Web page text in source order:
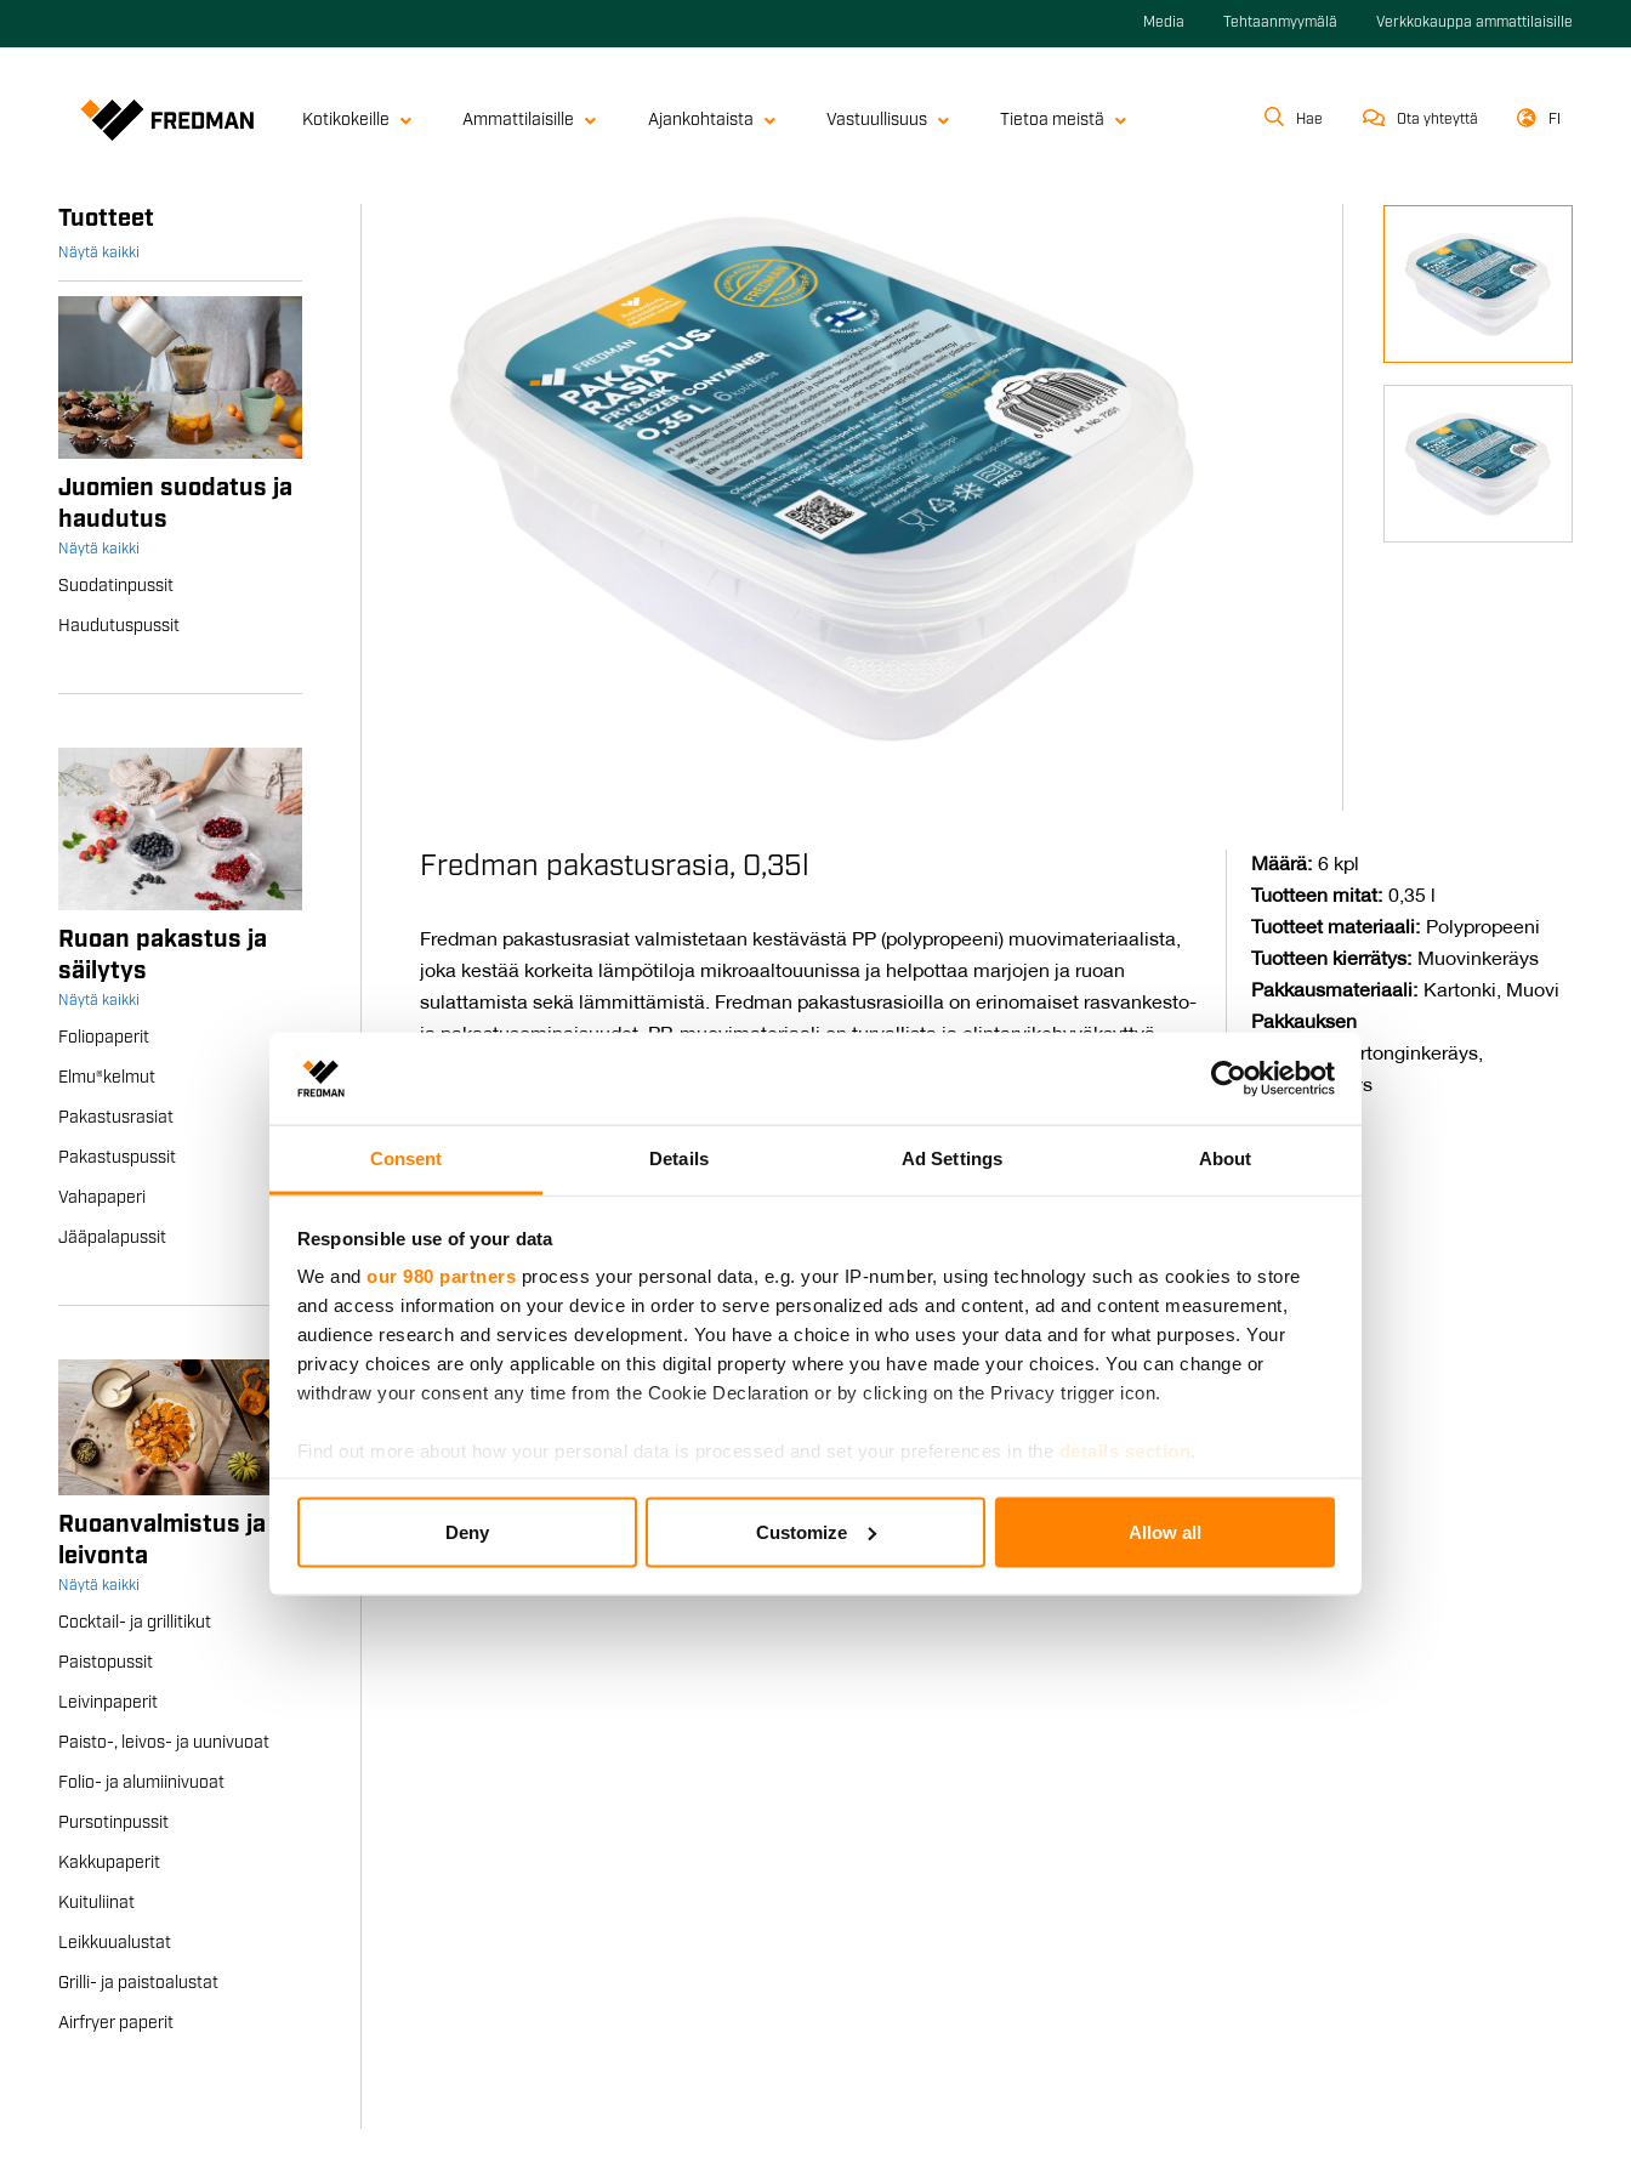
Consent Details Ad Settings About
Responsible use of your data
We and our 980 partners process your personal data, e.g. your IP-number, using technology such as cookies to store
and access information on your device in order to serve personalized ads and content, ad and content measurement,
audience research and services development. You have a choice in who uses your data and for what purposes. Your
privacy choices are only applicable on this digital property where you have made your choices. You can change or
withdraw your consent any time from the Cookie Declaration or by clicking on the Privacy trigger icon.
Find out more about how your personal data is processed and set your preferences in the details section
information about your use of our site with our social media, advertising and analytics partners who may combine it with
other information that you’ve provided to them or that they’ve collected from your use of their services.
Deny Customize Allow all
Media Tehtaanmyymälä Verkkokauppa ammattilaisille
Kotikokeille Ammattilaisille Ajankohtaista Vastuullisuus Tietoa meistä Hae Ota yhteyttä FI
Tuotteet
Näytä kaikki
Juomien suodatus ja
haudutus
Näytä kaikki
Suodatinpussit
Haudutuspussit
Ruoan pakastus ja
säilytys
Näytä kaikki
Foliopaperit
Elmu®kelmut
Pakastusrasiat
Pakastuspussit
Vahapaperi
Jääpalapussit
Ruoanvalmistus ja
leivonta
Näytä kaikki
Cocktail- ja grillitikut
Paistopussit
Leivinpaperit
Paisto-, leivos- ja uunivuoat
Folio- ja alumiinivuoat
Pursotinpussit
Kakkupaperit
Kuituliinat
Leikkuualustat
Grilli- ja paistoalustat
Airfryer paperit
Fredman pakastusrasia, 0,35l
Fredman pakastusrasiat valmistetaan kestävästä PP (polypropeeni) muovimateriaalista,
joka kestää korkeita lämpötiloja mikroaaltouunissa ja helpottaa marjojen ja ruoan
sulattamista sekä lämmittämistä. Fredman pakastusrasioilla on erinomaiset rasvankesto-
ja pakastusominaisuudet. PP-muovimateriaali on turvallista ja elintarvikehyväksyttyä.
Määrä: 6 kpl
Tuotteen mitat: 0,35 l
Tuotteet materiaali: Polypropeeni
Tuotteen kierrätys: Muovinkeräys
Pakkausmateriaali: Kartonki, Muovi
Pakkauksen
Kartonginkeräys,
Muovinkeräys